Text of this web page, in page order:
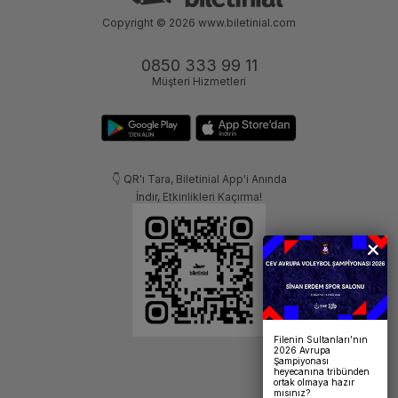
0850 333 99 11
Müşteri Hizmetleri
👇 QR'ı Tara, Biletinial App'i Anında
İndir, Etkinlikleri Kaçırma!
Copyright © 2026 www.biletinial.com
Filenin Sultanları’nın
2026 Avrupa
Şampiyonası
heyecanına tribünden
ortak olmaya hazır
mısınız?